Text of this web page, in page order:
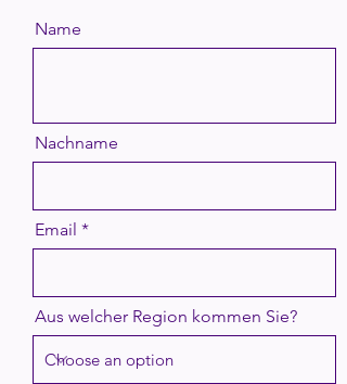
Name
Nachname
Email
Aus welcher Region kommen Sie?